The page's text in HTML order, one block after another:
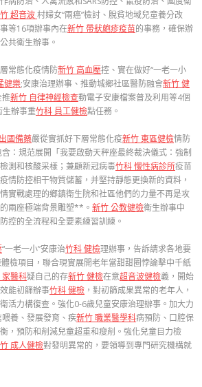
超音波村婦女“兩癌”檢討、脫貧地域兒童養分改
等16項辦事內在新竹 帶狀皰疹疫苗的事務，確保辦
共衛生辦事。
常態化疫情防新竹 高血壓控、實在做好“一老一小
健樂;安康治理辦事、推動城鄉社區醫防融會新竹 健
推新竹 自律神經檢查動電子安康檔案普及利用等4個
生辦事重竹科 員工健檢點任務。
國備藥嚴從實抓好下層常態化疫新竹 東區健檢情防
：規范展開「我要啟動天秤座最終裁決儀式：強制
測和核酸采樣；兼顧新冠病毒竹科 慢性病診所疫苗
情防控相干物質儲蓄，并堅持靜態更換新的資料，
實戰處理的鄉鎮衛生院和社區他們的力量不再是攻
兩座極端背景雕塑**。 新竹 公教健檢衛生辦事中
控的全流程和全要素練習訓練。
“一老一小”安康治竹科 健檢理辦事，告訴請求各地要
檢項目，聯合現實展開老年當甜甜圈悖論擊中千紙
家醫科疑自己的存新竹 健檢在意超音波健檢義，開始
能初篩辦事竹科 健檢 ，對初篩成果異常的老年人，
活力構復查。強化0-6歲兒童安康治理辦事。加大力
喂養、發展發育、疾新竹 職業醫學科病預防、口腔保
，預防和削減兒童超重和瘦削。強化兒童目力檢
成人健檢對發明異常的，要領導到專門研究機構就